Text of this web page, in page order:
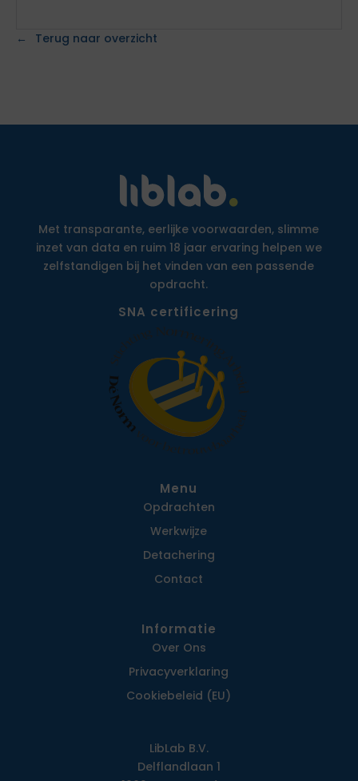
Terug naar overzicht
Met transparante, eerlijke voorwaarden, slimme
inzet van data en ruim 18 jaar ervaring helpen we
zelfstandigen bij het vinden van een passende
opdracht.
SNA certificering
Menu
Opdrachten
Werkwijze
Detachering
Contact
Informatie
Over Ons
Privacy­verklaring
Cookiebeleid (EU)
LibLab B.V.
Delflandlaan 1